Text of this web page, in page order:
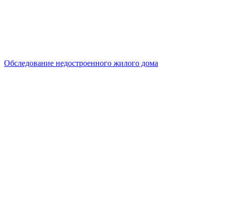
Обследование недостроенного жилого дома